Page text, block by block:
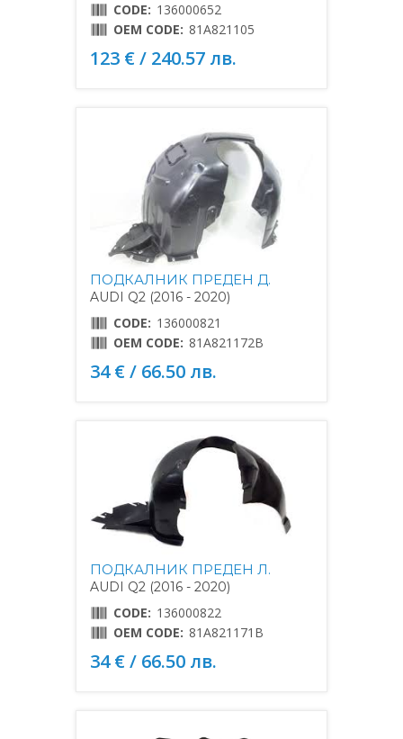
CODE: 136000652
OEM CODE: 81A821105
123 € / 240.57 лв.
ПОДКАЛНИК ПРЕДЕН Д.
AUDI Q2 (2016 - 2020)
CODE: 136000821
OEM CODE: 81A821172B
34 € / 66.50 лв.
ПОДКАЛНИК ПРЕДЕН Л.
AUDI Q2 (2016 - 2020)
CODE: 136000822
OEM CODE: 81A821171B
34 € / 66.50 лв.